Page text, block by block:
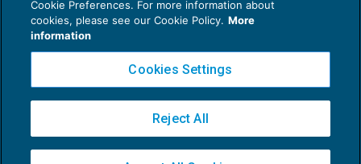
Privacy Policy
Cookie Policy
Copyright 2016 ©Gruppo Euroconference S.p.A.v2.32.2
Piazza Luigi Einaudi, 10N01 - 20124 Milano - info@ecnews.it
Cookie Preferences. For more information about
cookies, please see our Cookie Policy. More
information
Cookies Settings
Reject All